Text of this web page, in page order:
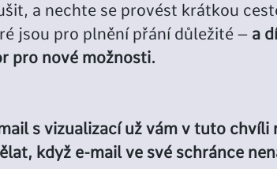
a nechte se provést krátkou
jsou pro plnění přání důležité – a
pro nové možnosti.
s vizualizací už vám v tuto chvíli
když e-mail ve své schránce